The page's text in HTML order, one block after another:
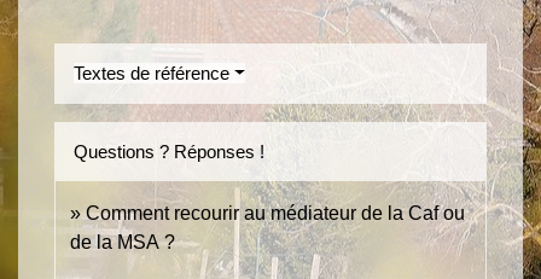
Textes de référence
Questions ? Réponses !
Comment recourir au médiateur de la Caf ou
de la MSA ?